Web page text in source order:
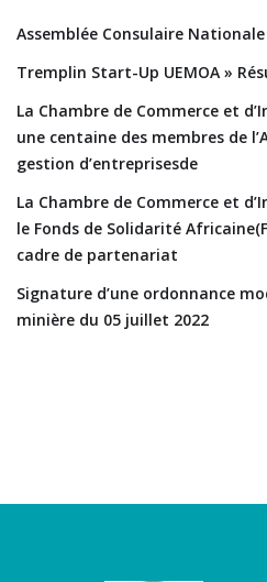
Assemblée Consulaire Nationale
Tremplin Start-Up UEMOA »
La Chambre de Commerce et
une centaine des membres de
gestion d’entreprisesde
La Chambre de Commerce et
le Fonds de Solidarité
cadre de partenariat
Signature d’une ordonnance
minière du 05 juillet 2022